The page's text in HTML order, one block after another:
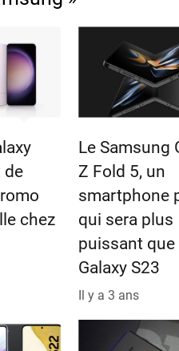
de
chez
Le Samsung
Z Fold 5, un
smartphone
qui sera plus
puissant que
Galaxy S23
Il y a 3 ans